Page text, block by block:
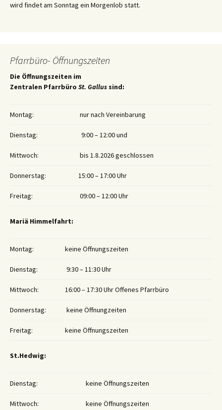
wird findet am Sonntag ein Morgenlob statt.
Pfarrbüro- Öffnungszeiten
Die Öffnungszeiten im
Zentralen Pfarrbüro St. Gallus sind:
Montag: nur nach Vereinbarung
Dienstag: 9:00 – 12:00 und
Mittwoch: bis 1.8.2026 geschlossen
Donnerstag: 15:00 – 17:00 Uhr
Freitag: 09:00 – 12:00 Uhr
Mariä Himmelfahrt:
Montag: keine Öffnungszeiten
Dienstag: 9:30 – 11:30 Uhr
Mittwoch: 16:00 – 17:30 Uhr Offenes Pfarrbüro
Donnerstag: keine Öffnungzeiten
Freitag: keine Öffnungszeiten
St.Hedwig:
Dienstag: keine Öffnungszeiten
Mittwoch: keine Öffnungszeiten